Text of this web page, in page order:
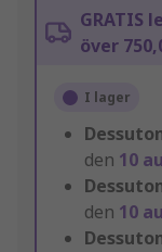
GRATIS
över
I lager
den 10
den 10